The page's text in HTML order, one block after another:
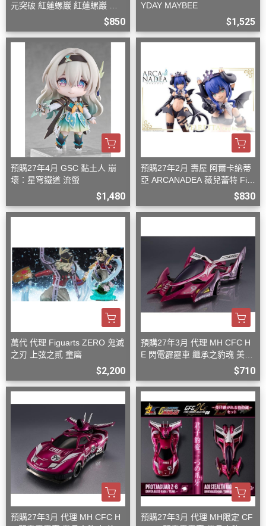
元突破 紅蓮螺巖 紅蓮螺巖 再
$850
YDAY MAYBEE
$1,525
預購27年4月 GSC 黏土人 崩
壞：星穹鐵道 流螢
$1,480
預購27年2月 壽屋 阿爾卡納蒂
亞 ARCANADEA 薇兒蕾特 Firs
$830
萬代 代理 Figuarts ZERO 鬼滅
之刃 上弦之貳 童磨
$2,200
預購27年3月 代理 MH CFC H
E 閃電霹靂車 繼承之豹魂 美洲
$710
預購27年3月 代理 MH CFC H
預購27年3月 代理 MH限定 CF